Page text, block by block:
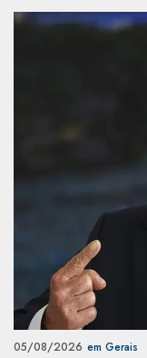
05/08/2026 em Gerais